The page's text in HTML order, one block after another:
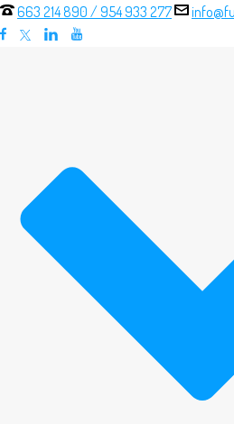
663 214 890 /954 933 277